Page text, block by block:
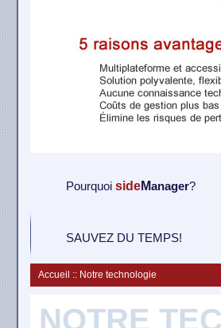
Pourquoi sideManager?
SAUVEZ DU TEMPS!
Accueil :: Notre technologie
NOTRE